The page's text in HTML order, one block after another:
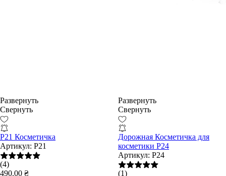
Развернуть
Свернуть
P21 Косметичка
Артикул: P21
(4)
490.00 ₴
Развернуть
Свернуть
Дорожная Косметичка для
косметики Р24
Артикул: Р24
(1)